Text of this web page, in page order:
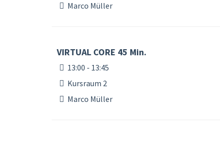
Marco Müller
VIRTUAL CORE 45 Min.
13:00 - 13:45
Kursraum 2
Marco Müller